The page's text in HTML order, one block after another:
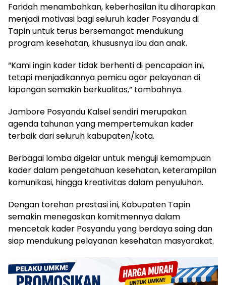
Faridah menambahkan, keberhasilan itu diharapkan
menjadi motivasi bagi seluruh kader Posyandu di
Tapin untuk terus bersemangat mendukung
program kesehatan, khususnya ibu dan anak.
“Kami ingin kader tidak berhenti di pencapaian ini,
tetapi menjadikannya pemicu agar pelayanan di
lapangan semakin berkualitas,” tambahnya.
Jambore Posyandu Kalsel sendiri merupakan
agenda tahunan yang mempertemukan kader
terbaik dari seluruh kabupaten/kota.
Berbagai lomba digelar untuk menguji kemampuan
kader dalam pengetahuan kesehatan, keterampilan
komunikasi, hingga kreativitas dalam penyuluhan.
Dengan torehan prestasi ini, Kabupaten Tapin
semakin menegaskan komitmennya dalam
mencetak kader Posyandu yang berdaya saing dan
siap mendukung pelayanan kesehatan masyarakat.